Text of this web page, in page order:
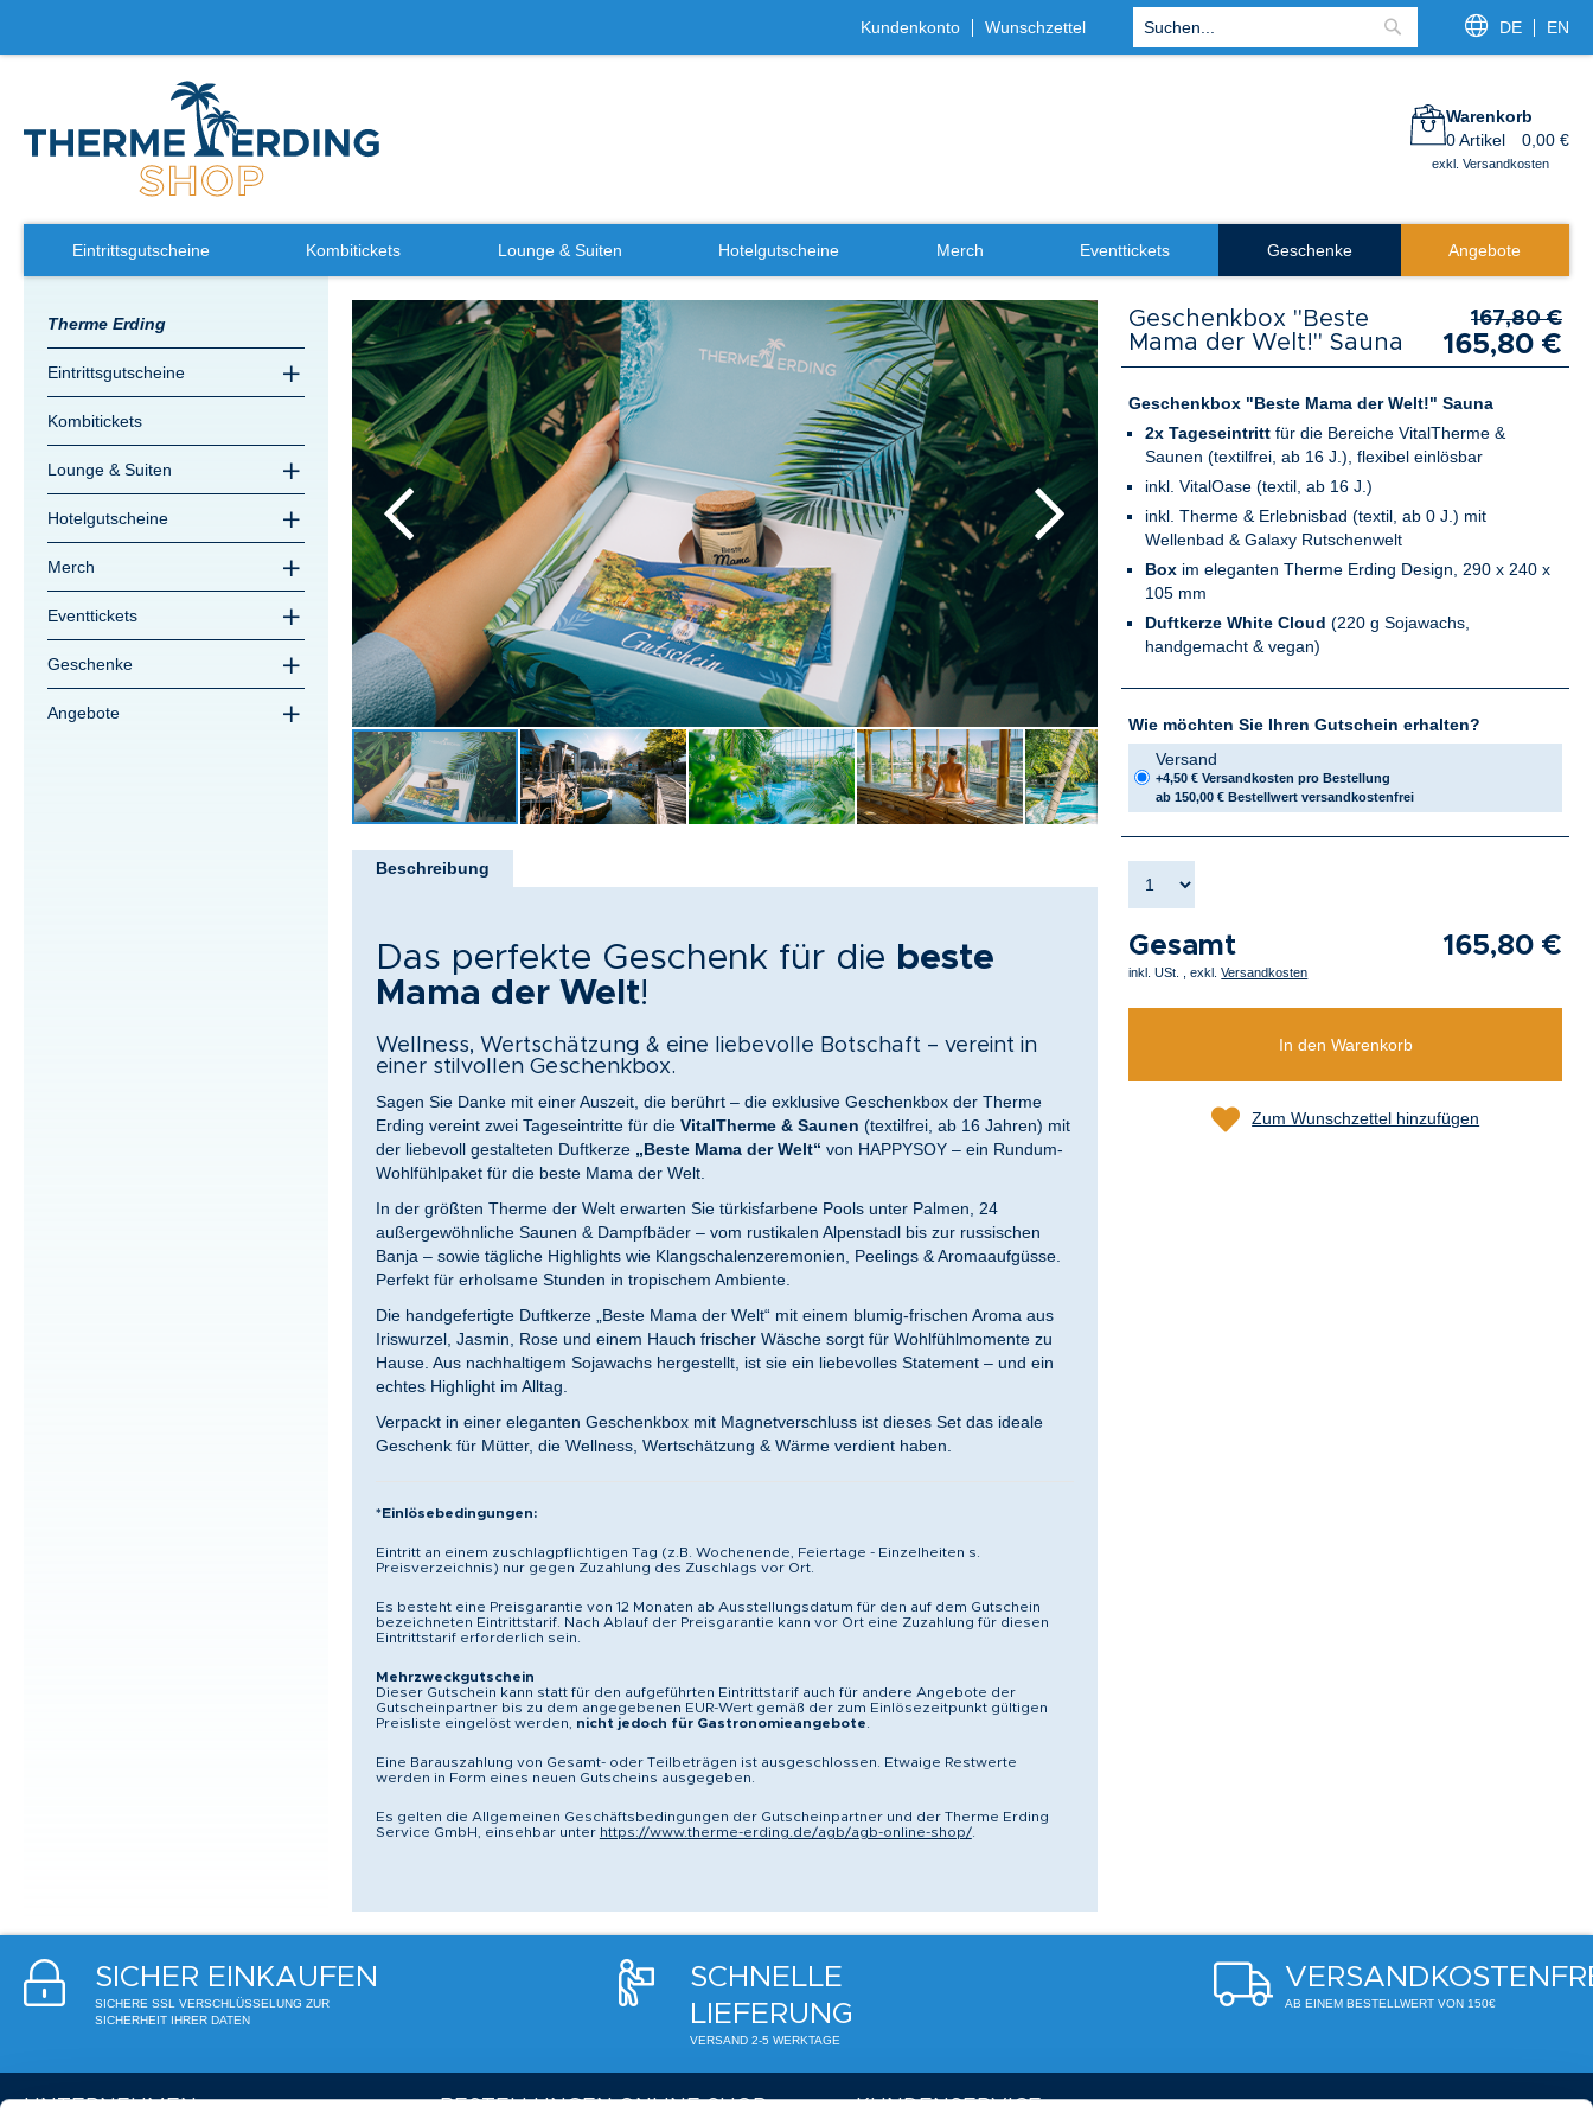
Kundenkonto Wunschzettel
Suche
DE EN
Warenkorb
0Artikel 0,00 €
exkl. Versandkosten
Eintrittsgutscheine Kombitickets Lounge & Suiten Hotelgutscheine Merch Eventtickets Geschenke Angebote
Zum
Ende
der
Bildergalerie
springen
Anfang
Beschreibung
Das perfekte Geschenk für die beste
Mama der Welt!
Wellness, Wertschätzung & eine liebevolle Botschaft – vereint in
einer stilvollen Geschenkbox.
Sagen Sie Danke mit einer Auszeit, die berührt – die exklusive Geschenkbox der Therme
Erding vereint zwei Tageseintritte für die VitalTherme & Saunen (textilfrei, ab 16 Jahren) mit
der liebevoll gestalteten Duftkerze „Beste Mama der Welt“ von HAPPYSOY – ein Rundum-
Wohlfühlpaket für die beste Mama der Welt.
In der größten Therme der Welt erwarten Sie türkisfarbene Pools unter Palmen, 24
außergewöhnliche Saunen & Dampfbäder – vom rustikalen Alpenstadl bis zur russischen
Banja – sowie tägliche Highlights wie Klangschalenzeremonien, Peelings & Aromaaufgüsse.
Perfekt für erholsame Stunden in tropischem Ambiente.
Die handgefertigte Duftkerze „Beste Mama der Welt“ mit einem blumig-frischen Aroma aus
Iriswurzel, Jasmin, Rose und einem Hauch frischer Wäsche sorgt für Wohlfühlmomente zu
Hause. Aus nachhaltigem Sojawachs hergestellt, ist sie ein liebevolles Statement – und ein
echtes Highlight im Alltag.
Verpackt in einer eleganten Geschenkbox mit Magnetverschluss ist dieses Set das ideale
Geschenk für Mütter, die Wellness, Wertschätzung & Wärme verdient haben.
*Einlösebedingungen:
Eintritt an einem zuschlagpflichtigen Tag (z.B. Wochenende, Feiertage - Einzelheiten s.
Preisverzeichnis) nur gegen Zuzahlung des Zuschlags vor Ort.
Es besteht eine Preisgarantie von 12 Monaten ab Ausstellungsdatum für den auf dem Gutschein
bezeichneten Eintrittstarif. Nach Ablauf der Preisgarantie kann vor Ort eine Zuzahlung für diesen
Eintrittstarif erforderlich sein.
Mehrzweckgutschein
Dieser Gutschein kann statt für den aufgeführten Eintrittstarif auch für andere Angebote der
Gutscheinpartner bis zu dem angegebenen EUR-Wert gemäß der zum Einlösezeitpunkt gültigen
Preisliste eingelöst werden, nicht jedoch für Gastronomieangebote.
Eine Barauszahlung von Gesamt- oder Teilbeträgen ist ausgeschlossen. Etwaige Restwerte
werden in Form eines neuen Gutscheins ausgegeben.
Es gelten die Allgemeinen Geschäftsbedingungen der Gutscheinpartner und der Therme Erding
Service GmbH, einsehbar unter https://www.therme-erding.de/agb/agb-online-shop/.
Geschenkbox "Beste
Mama der Welt!" Sauna
167,80 €
165,80 €
Geschenkbox "Beste Mama der Welt!" Sauna
2x Tageseintrittfür die Bereiche VitalTherme &
Saunen (textilfrei, ab 16 J.), flexibel einlösbar
inkl. VitalOase (textil, ab 16 J.)
inkl. Therme & Erlebnisbad (textil, ab 0 J.) mit
Wellenbad & Galaxy Rutschenwelt
Box im eleganten Therme Erding Design, 290 x 240 x
105 mm
Duftkerze White Cloud (220 g Sojawachs,
handgemacht & vegan)
Wie möchten Sie Ihren Gutschein erhalten?
Versand
+4,50 € Versandkosten pro Bestellung
ab 150,00 € Bestellwert versandkostenfrei
Gesamt 165,80 €
inkl. USt. ,exkl.Versandkosten
In den Warenkorb
Zum Wunschzettel hinzufügen
Therme Erding
Eintrittsgutscheine
Kombitickets
Lounge & Suiten
Hotelgutscheine
Merch
Eventtickets
Geschenke
Angebote
SICHER EINKAUFEN
SICHERE SSL VERSCHLÜSSELUNG ZUR
SICHERHEIT IHRER DATEN
SCHNELLE
LIEFERUNG
VERSAND 2-5 WERKTAGE
AB EINEM BESTELLWERT VON 150€